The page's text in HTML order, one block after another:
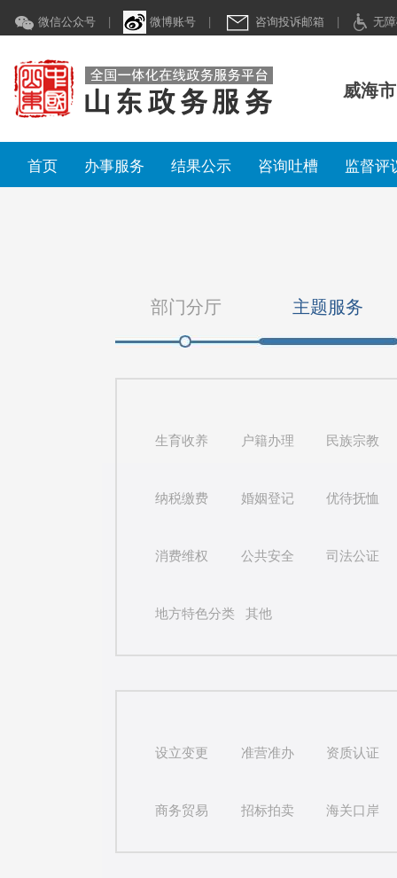
微信公众号 | 微博账号 | 咨询投诉邮箱 | 无
威海
首页 办事服务 结果公示 咨询吐槽 监督
部门分厅 主题服务
生育收养 户籍办理 民族宗教
纳税缴费 婚姻登记 优待抚恤
消费维权 公共安全 司法公证
地方特色分类 其他
设立变更 准营准办 资质认证
商务贸易 招标拍卖 海关口岸